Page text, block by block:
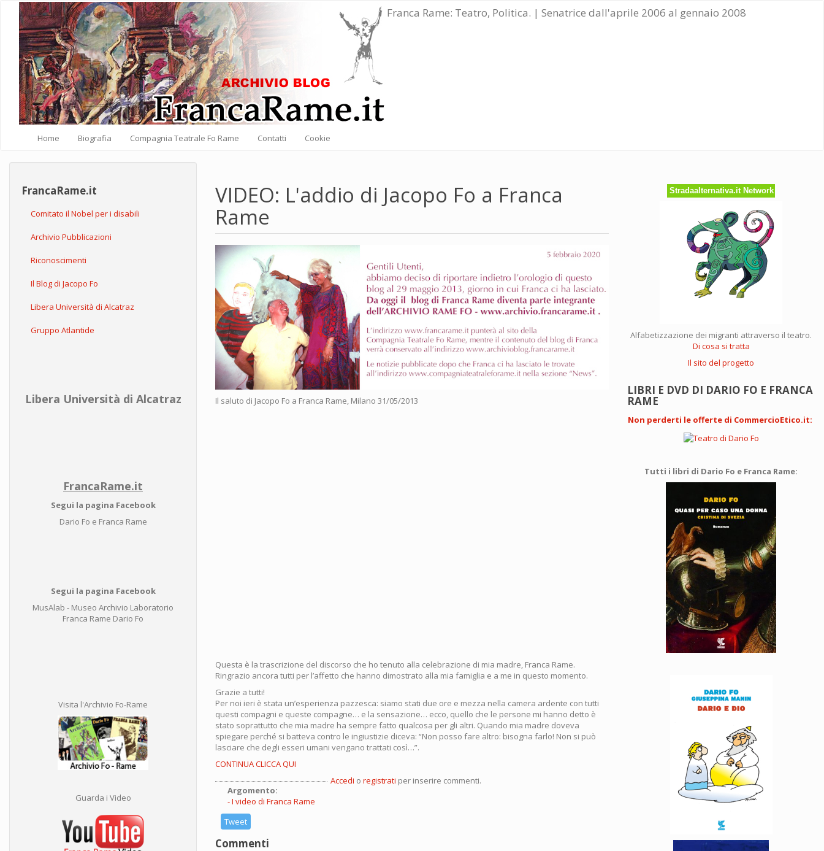
Salta al contenuto principale Franca Rame: Teatro, Politica. | Senatrice dall'aprile 2006 al gennaio 2008
Home Biografia Compagnia Teatrale Fo Rame Contatti Cookie
FrancaRame.it
Comitato il Nobel per i disabili
Archivio Pubblicazioni
Riconoscimenti
Il Blog di Jacopo Fo
Libera Università di Alcatraz
Gruppo Atlantide
Libera Università di Alcatraz
FrancaRame.it
Segui la pagina Facebook
Dario Fo e Franca Rame
Segui la pagina Facebook
MusAlab - Museo Archivio Laboratorio
Franca Rame Dario Fo
Visita l'Archivio Fo-Rame
Guarda i Video
VIDEO: L'addio di Jacopo Fo a Franca
Rame
Il saluto di Jacopo Fo a Franca Rame, Milano 31/05/2013
Questa è la trascrizione del discorso che ho tenuto alla celebrazione di mia madre, Franca Rame.
Ringrazio ancora tutti per l’affetto che hanno dimostrato alla mia famiglia e a me in questo momento.
Grazie a tutti!
Per noi ieri è stata un’esperienza pazzesca: siamo stati due ore e mezza nella camera ardente con tutti
questi compagni e queste compagne… e la sensazione… ecco, quello che le persone mi hanno detto è
stato soprattutto che mia madre ha sempre fatto qualcosa per gli altri. Quando mia madre doveva
spiegare perché si batteva contro le ingiustizie diceva: “Non posso fare altro: bisogna farlo! Non si può
lasciare che degli esseri umani vengano trattati così…”.
CONTINUA CLICCA QUI
Argomento:
I video di Franca Rame
Accedi o registrati per inserire commenti.
Tweet
Commenti
Stradaalternativa.it Network
Alfabetizzazione dei migranti attraverso il teatro.
Di cosa si tratta
Il sito del progetto
LIBRI E DVD DI DARIO FO E FRANCA
RAME
Non perderti le offerte di CommercioEtico.it:
Tutti i libri di Dario Fo e Franca Rame: